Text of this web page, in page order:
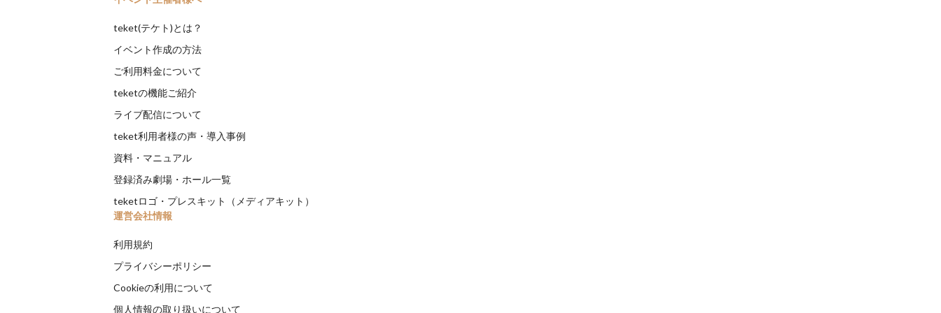
teket(テケト)とは？
イベント作成の方法
ご利用料金について
teketの機能ご紹介
ライブ配信について
teket利用者様の声・導入事例
資料・マニュアル
登録済み劇場・ホール一覧
teketロゴ・プレスキット（メディアキット）
運営会社情報
利用規約
プライバシーポリシー
Cookieの利用について
個人情報の取り扱いについて